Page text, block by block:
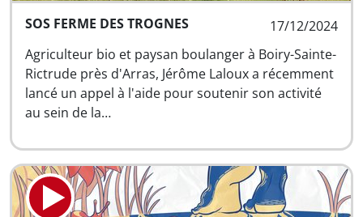
17/12/2024
SOS FERME DES TROGNES
Agriculteur bio et paysan boulanger à Boiry-Sainte-
Rictrude près d'Arras, Jérôme Laloux a récemment
lancé un appel à l'aide pour soutenir son activité
au sein de la…